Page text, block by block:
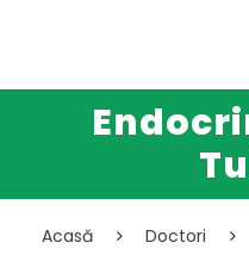
Acasă Doctori